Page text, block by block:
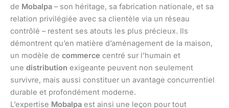
de Mobalpa – son héritage, sa fabrication nationale, et sa
relation privilégiée avec sa clientèle via un réseau
contrôlé – restent ses atouts les plus précieux. Ils
démontrent qu’en matière d’aménagement de la maison,
un modèle de commerce centré sur l’humain et
une distribution exigeante peuvent non seulement
survivre, mais aussi constituer un avantage concurrentiel
durable et profondément moderne.
L’expertise Mobalpa est ainsi une leçon pour tout